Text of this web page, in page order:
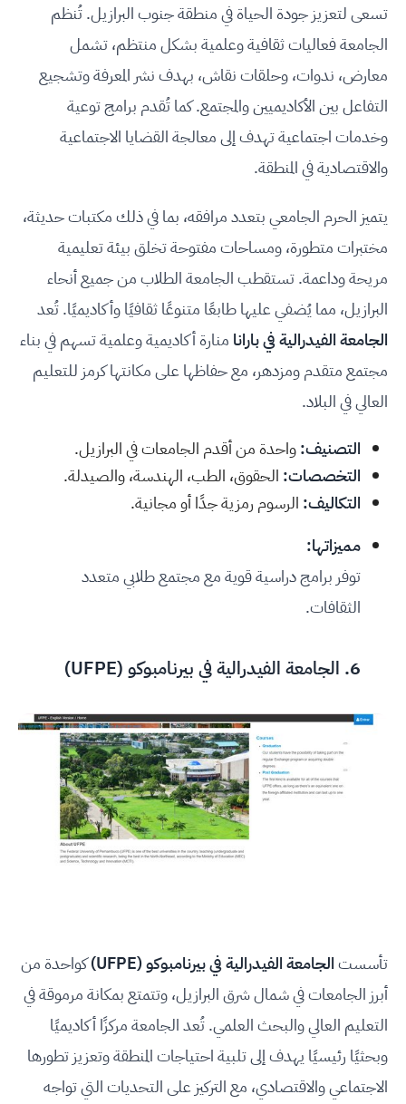
تسعى لتعزيز جودة الحياة في منطقة جنوب البرازيل. تُنظم
الجامعة فعاليات ثقافية وعلمية بشكل منتظم، تشمل
معارض، ندوات، وحلقات نقاش، بهدف نشر المعرفة وتشجيع
التفاعل بين الأكاديميين والمجتمع. كما تُقدم برامج توعية
وخدمات اجتماعية تهدف إلى معالجة القضايا الاجتماعية
والاقتصادية في المنطقة.
يتميز الحرم الجامعي بتعدد مرافقه، بما في ذلك مكتبات حديثة،
مختبرات متطورة، ومساحات مفتوحة تخلق بيئة تعليمية
مريحة وداعمة. تستقطب الجامعة الطلاب من جميع أنحاء
البرازيل، مما يُضفي عليها طابعًا متنوعًا ثقافيًا وأكاديميًا. تُعد
الجامعة الفيدرالية في بارانا منارة أكاديمية وعلمية تسهم في بناء
مجتمع متقدم ومزدهر، مع حفاظها على مكانتها كرمز للتعليم
العالي في البلاد.
التصنيف:واحدة من أقدم الجامعات في البرازيل.
التخصصات: الحقوق، الطب، الهندسة، والصيدلة.
التكاليف: الرسوم رمزية جدًا أو مجانية.
مميزاتها:
توفر برامج دراسية قوية مع مجتمع طلابي متعدد
الثقافات.
6. الجامعة الفيدرالية في بيرنامبوكو (UFPE )
تأسستالجامعة الفيدرالية في بيرنامبوكو (UFPE)
كواحدة من
أبرز الجامعات في شمال شرق البرازيل، وتتمتع بمكانة مرموقة في
التعليم العالي والبحث العلمي. تُعد الجامعة مركزًا أكاديميًا
وبحثيًا رئيسيًا يهدف إلى تلبية احتياجات المنطقة وتعزيز تطورها
الاجتماعي والاقتصادي، مع التركيز على التحديات التي تواجه